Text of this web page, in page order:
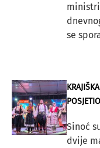
se
Sinoć
dvije